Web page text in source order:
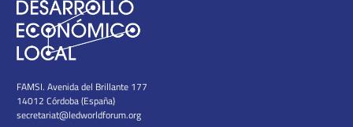
FAMSI. Avenida del Brillante 177
14012 Córdoba (España)
secretariat@ledworldforum.org